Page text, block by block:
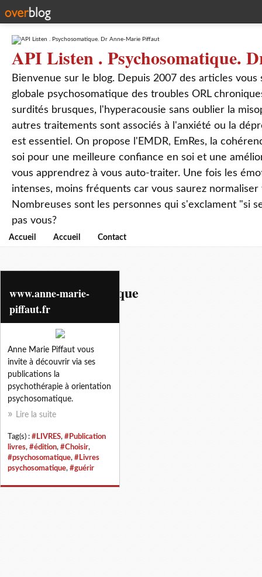
API Listen . Psychosomatique.
Bienvenue sur le blog. Depuis 2007 des articles
globale psychosomatique des troubles ORL
surdités brusques, l'hyperacousie sans oublier la
autres traitements sont associés à l'anxiété ou la
est essentiel. On propose l'EMDR, EmRes, la
soi pour une meilleure confiance en soi et une
vous apprendrez à vous auto-traiter. Une fois les
intenses, moins fréquents car vous saurez
Nombreuses sont les personnes qui s'exclament "si
pas vous?
Accueil Accueil Contact
livres psychosomatique
www.anne-marie-
piffaut.fr
Anne Marie Piffaut vous
invite à découvrir via ses
publications la
psychothérapie à orientation
psychosomatique.
Lire la suite
Tag(s) : #LIVRES, #Publication
livres, #édition, #Choisir,
#psychosomatique, #Livres
psychosomatique, #guérir